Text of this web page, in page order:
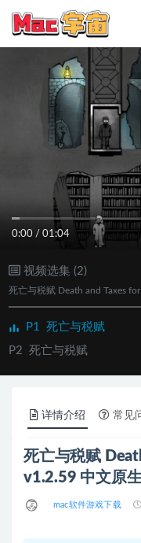
0:00 / 01:04
视频选集 (2)
死亡与税赋 Death and Taxes
P1 死亡与税赋
P2 死亡与税赋
详情介绍 常见
死亡与税赋
v1.2.59 中文原
mac软件游戏下载